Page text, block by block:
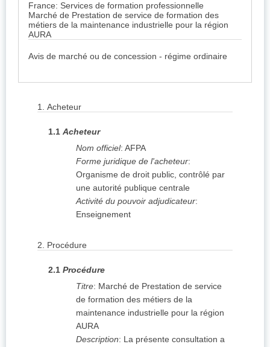
France: Services de formation professionnelle
Marché de Prestation de service de formation des
métiers de la maintenance industrielle pour la région
AURA
Avis de marché ou de concession - régime ordinaire
1. Acheteur
1.1 Acheteur
Nom officiel: AFPA
Forme juridique de l'acheteur:
Organisme de droit public, contrôlé par
une autorité publique centrale
Activité du pouvoir adjudicateur:
Enseignement
2. Procédure
2.1 Procédure
Titre: Marché de Prestation de service
de formation des métiers de la
maintenance industrielle pour la région
AURA
Description: La présente consultation a